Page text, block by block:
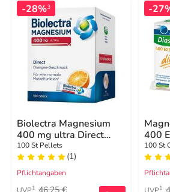
-28%3
Biolectra Magnesium
400 mg ultra Direct
Orange
100 St Pellets
(1)
Pflichtangaben
UVP1 46,25 €
-
400
100 St
UVP1